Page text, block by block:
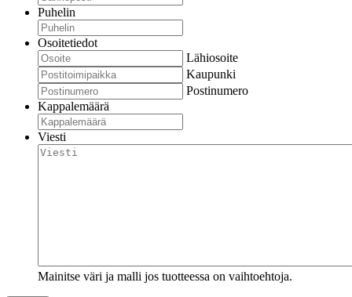
Puhelin
Osoitetiedot
Lähiosoite
Kaupunki
Postinumero
Kappalemäärä
Viesti
Mainitse väri ja malli jos tuotteessa on vaihtoehtoja.